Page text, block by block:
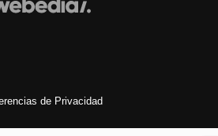
de Privacidad